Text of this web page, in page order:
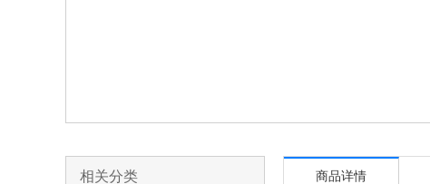
相关分类 商品详情